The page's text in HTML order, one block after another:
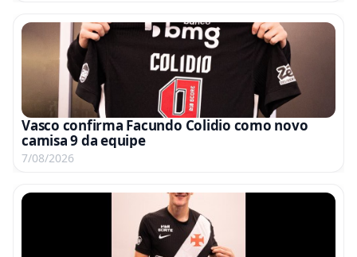
Vasco confirma Facundo Colidio como novo
camisa 9 da equipe
7/08/2026